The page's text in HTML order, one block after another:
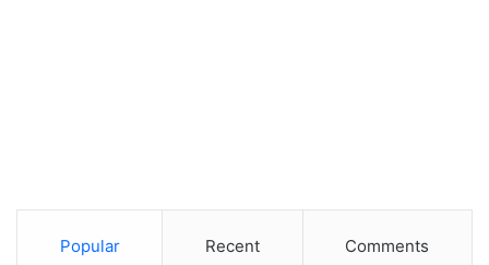
Popular Recent Comments